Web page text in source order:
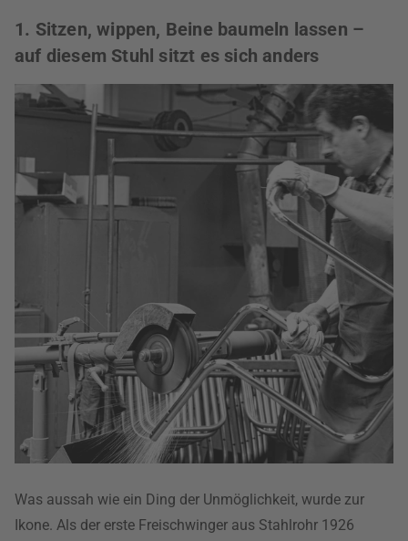
1. Sitzen, wippen, Beine baumeln lassen –
auf diesem Stuhl sitzt es sich anders
Was aussah wie ein Ding der Unmöglichkeit, wurde zur
Ikone. Als der erste Freischwinger aus Stahlrohr 1926